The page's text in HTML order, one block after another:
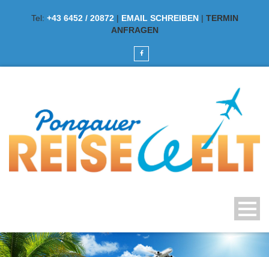
Tel: +43 6452 / 20872 | EMAIL SCHREIBEN| TERMIN
ANFRAGEN